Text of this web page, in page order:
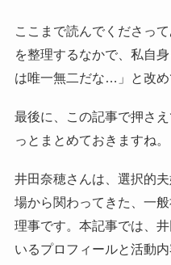
ここまで読んでくださっ
を整理するなかで、私自
は唯一無二だな…」と改め
最後に、この記事で押さ
っとまとめておきますね。
井田奈穂さんは、選択的
場から関わってきた、一
理事です。本記事では、
いるプロフィールと活動